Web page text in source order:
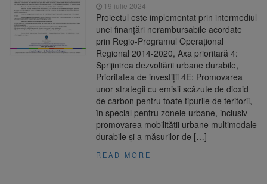
19 iulie 2024
Proiectul este implementat prin intermediul
unei finanțări nerambursabile acordate
prin Regio-Programul Operațional
Regional 2014-2020, Axa prioritară 4:
Sprijinirea dezvoltării urbane durabile,
Prioritatea de investiții 4E: Promovarea
unor strategii cu emisii scăzute de dioxid
de carbon pentru toate tipurile de teritorii,
în special pentru zonele urbane, inclusiv
promovarea mobilității urbane multimodale
durabile și a măsurilor de […]
READ MORE